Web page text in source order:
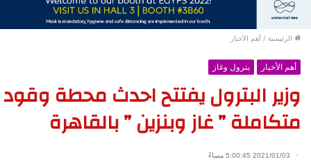
الرئيسية / أهم الأخبار
أهم الأخبار بترول وغاز
وزير البترول يفتتح احدث محطة وقود
متكاملة ” غاز وبنزين ” بالقاهرة
2021/01/03 5:00:45 مساءً